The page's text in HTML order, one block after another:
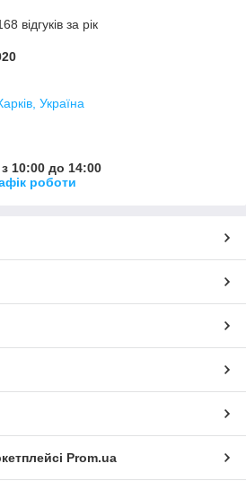
відгуків за рік
Україна
10:00 до 14:00
роботи
Prom.ua